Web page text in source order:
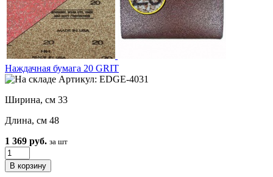
Наждачная бумага 20 GRIT
Артикул: EDGE-4031
Ширина, см 33
Длина, см 48
1 369 руб. за шт